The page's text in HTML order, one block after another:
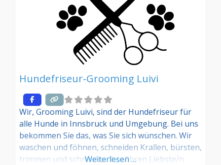
Hundefriseur-Grooming Luivi
Wir, Grooming Luivi, sind der Hundefriseur für
alle Hunde in Innsbruck und Umgebung. Bei uns
bekommen Sie das, was Sie sich wünschen. Wir
waschen und föhnen, schneiden Krallen, bürsten,
trimmen und schneiden Ihre/Ihren Liebste/n.
Weiterlesen …